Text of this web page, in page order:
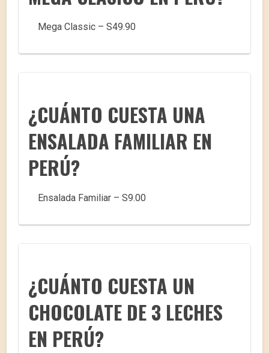
Mega Classic – S49.90
¿CUÁNTO CUESTA UNA
ENSALADA FAMILIAR EN
PERÚ?
Ensalada Familiar – S9.00
¿CUÁNTO CUESTA UN
CHOCOLATE DE 3 LECHES
EN PERÚ?